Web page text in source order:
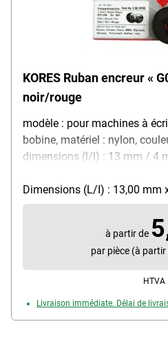
KORES Ruban encreur «
noir/rouge
modèle : pour machines à
bobine, matériel : nylon,
dimensions (l/l) : 13 mm / 4
Dimensions (L/I) : 13,00 mm
à partir de
par pièce (à partir
HTVA
Livraison immédiate. Délai de